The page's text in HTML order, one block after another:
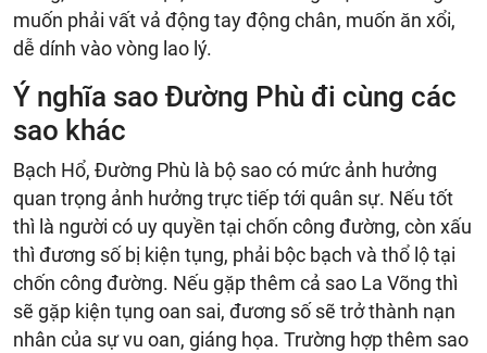
muốn phải vất vả động tay động chân, muốn ăn xổi,
dễ dính vào vòng lao lý.
Ý nghĩa sao Đường Phù đi cùng các
sao khác
Bạch Hổ, Đường Phù là bộ sao có mức ảnh hưởng
quan trọng ảnh hưởng trực tiếp tới quân sự. Nếu tốt
thì là người có uy quyền tại chốn công đường, còn xấu
thì đương số bị kiện tụng, phải bộc bạch và thổ lộ tại
chốn công đường. Nếu gặp thêm cả sao La Võng thì
sẽ gặp kiện tụng oan sai, đương số sẽ trở thành nạn
nhân của sự vu oan, giáng họa. Trường hợp thêm sao